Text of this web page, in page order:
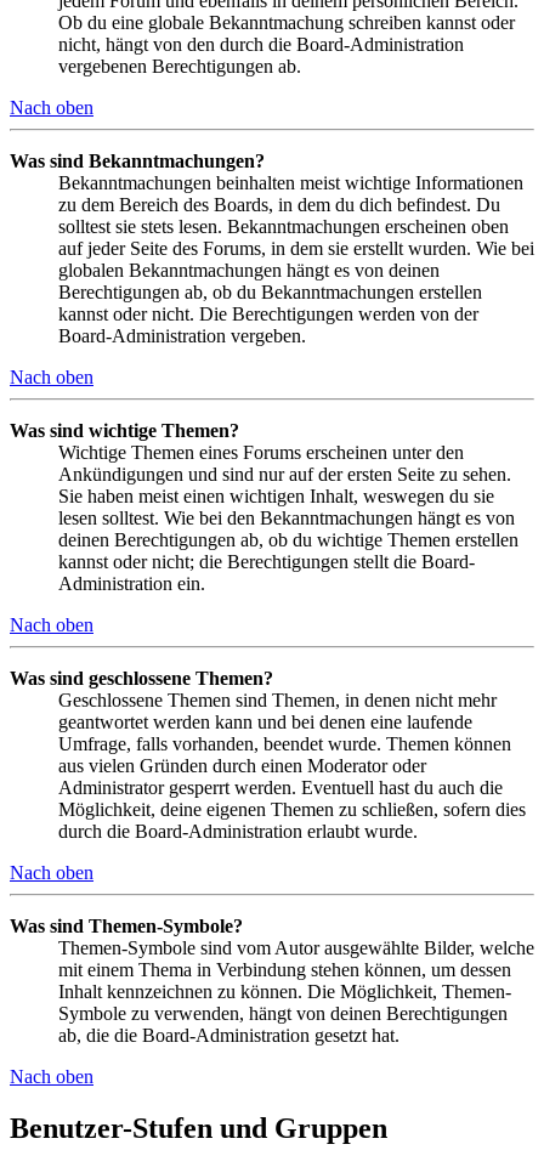
Ob du eine globale Bekanntmachung schreiben kannst oder
nicht, hängt von den durch die Board-Administration
vergebenen Berechtigungen ab.
Nach oben
Was sind Bekanntmachungen?
Bekanntmachungen beinhalten meist wichtige Informationen
zu dem Bereich des Boards, in dem du dich befindest. Du
solltest sie stets lesen. Bekanntmachungen erscheinen oben
auf jeder Seite des Forums, in dem sie erstellt wurden. Wie bei
globalen Bekanntmachungen hängt es von deinen
Berechtigungen ab, ob du Bekanntmachungen erstellen
kannst oder nicht. Die Berechtigungen werden von der
Board-Administration vergeben.
Nach oben
Was sind wichtige Themen?
Wichtige Themen eines Forums erscheinen unter den
Ankündigungen und sind nur auf der ersten Seite zu sehen.
Sie haben meist einen wichtigen Inhalt, weswegen du sie
lesen solltest. Wie bei den Bekanntmachungen hängt es von
deinen Berechtigungen ab, ob du wichtige Themen erstellen
kannst oder nicht; die Berechtigungen stellt die Board-
Administration ein.
Nach oben
Was sind geschlossene Themen?
Geschlossene Themen sind Themen, in denen nicht mehr
geantwortet werden kann und bei denen eine laufende
Umfrage, falls vorhanden, beendet wurde. Themen können
aus vielen Gründen durch einen Moderator oder
Administrator gesperrt werden. Eventuell hast du auch die
Möglichkeit, deine eigenen Themen zu schließen, sofern dies
durch die Board-Administration erlaubt wurde.
Nach oben
Was sind Themen-Symbole?
Themen-Symbole sind vom Autor ausgewählte Bilder, welche
mit einem Thema in Verbindung stehen können, um dessen
Inhalt kennzeichnen zu können. Die Möglichkeit, Themen-
Symbole zu verwenden, hängt von deinen Berechtigungen
ab, die die Board-Administration gesetzt hat.
Nach oben
Benutzer-Stufen und Gruppen